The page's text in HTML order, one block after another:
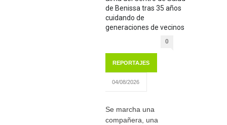
de Benissa tras 35 años
cuidando de
generaciones de vecinos
0
REPORTAJES
04/08/2026
Se marcha una
compañera, una